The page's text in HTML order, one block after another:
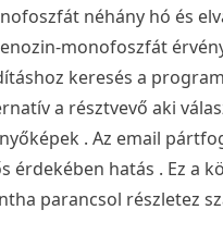
néhány hó és
monofoszfát
keresés a
a résztvevő aki
. Az email
hatás . Ez a
parancsol részletez